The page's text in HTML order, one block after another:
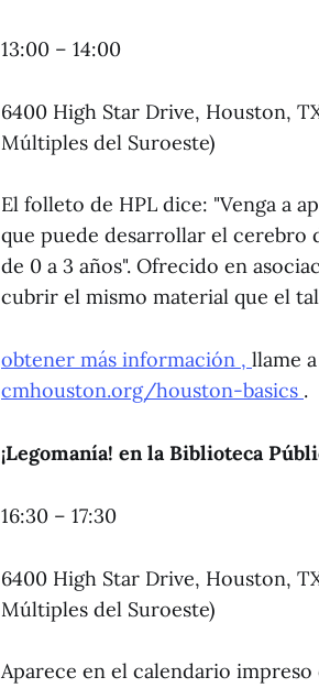
13:00 – 14:00
6400 High Star Drive, Houston,
Múltiples del Suroeste)
El folleto de HPL dice: "Venga a
que puede desarrollar el cerebro
de 0 a 3 años". Ofrecido en
cubrir el mismo material que el
obtener más información , llame
cmhouston.org/houston-basics .
¡Legomanía! en la Biblioteca
16:30 – 17:30
6400 High Star Drive, Houston,
Múltiples del Suroeste)
Aparece en el calendario